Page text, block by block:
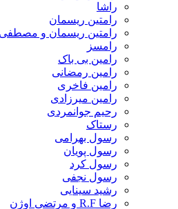
رامتین ریسمان
رامتین ریسمان و مصطفی باقری
رامسز
رامین بی باک
رامین رمضانی
رامین فاخری
رامین میرزادی
رحیم جوانمردی
رستاک
رسول بهرامی
رسول پویان
رسول کرد
رسول نجفی
رشید سینایی